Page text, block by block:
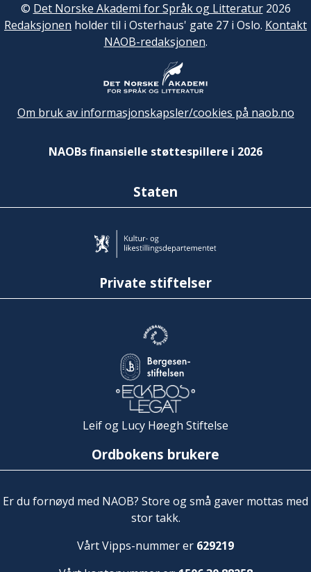
© Det Norske Akademi for Språk og Litteratur2026
Redaksjonen holder til i Osterhaus' gate 27 i Oslo. Kontakt
NAOB-redaksjonen.
Om bruk av informasjonskapsler/cookies på naob.no
NAOBs finansielle støttespillere i 2026
Staten
Private stiftelser
Leif og Lucy Høegh Stiftelse
Ordbokens brukere
Er du fornøyd med NAOB? Store og små gaver mottas med
stor takk.
Vårt Vipps-nummer er 629219